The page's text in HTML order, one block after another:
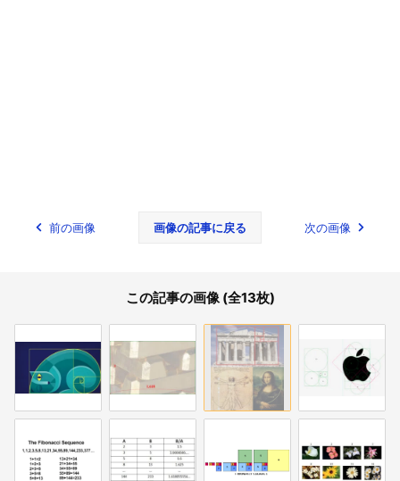
前の画像 画像の記事に戻る 次の画像
この記事の画像 (全13枚)